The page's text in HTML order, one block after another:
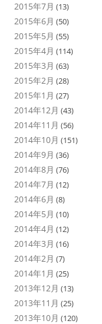
2015年7月 (13)
2015年6月 (50)
2015年5月 (55)
2015年4月 (114)
2015年3月 (63)
2015年2月 (28)
2015年1月 (27)
2014年12月 (43)
2014年11月 (56)
2014年10月 (151)
2014年9月 (36)
2014年8月 (76)
2014年7月 (12)
2014年6月 (8)
2014年5月 (10)
2014年4月 (12)
2014年3月 (16)
2014年2月 (7)
2014年1月 (25)
2013年12月 (13)
2013年11月 (25)
2013年10月 (120)